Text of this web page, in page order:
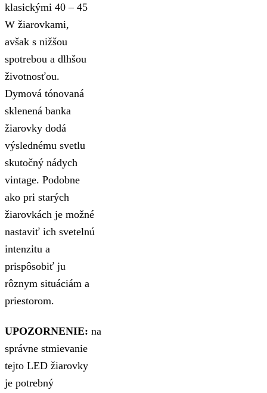
klasickými 40 – 45
W žiarovkami,
avšak s nižšou
spotrebou a dlhšou
životnosťou.
Dymová tónovaná
sklenená banka
žiarovky dodá
výslednému svetlu
skutočný nádych
vintage. Podobne
ako pri starých
žiarovkách je možné
nastaviť ich svetelnú
intenzitu a
prispôsobiť ju
rôznym situáciám a
priestorom.
UPOZORNENIE: na
správne stmievanie
tejto LED žiarovky
je potrebný